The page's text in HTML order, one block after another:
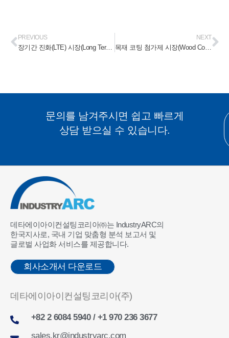
PREVIOUS
장기간 진화(LTE) 시장(Long Term Evolution Market) 2023-2028
NEXT
목재 코팅 첨가제 시장(Wood Coating Additives Market) 2023-2028
문의를 남겨주시면 쉽고 빠르게
상담 받으실 수 있습니다.
데타에이아이컨설팅코리아㈜는 IndustryARC의
한국지사로, 국내 기업 맞춤형 분석 보고서 및
글로벌 사업화 서비스를 제공합니다.
회사소개서 다운로드
데타에이아이컨설팅코리아(주)
+82 2 6084 5940 / +1 970 236 3677
sales.kr@industryarc.com